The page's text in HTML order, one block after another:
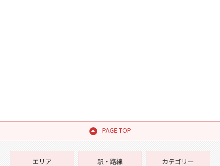
PAGE TOP
エリア
駅・路線
カテゴリー